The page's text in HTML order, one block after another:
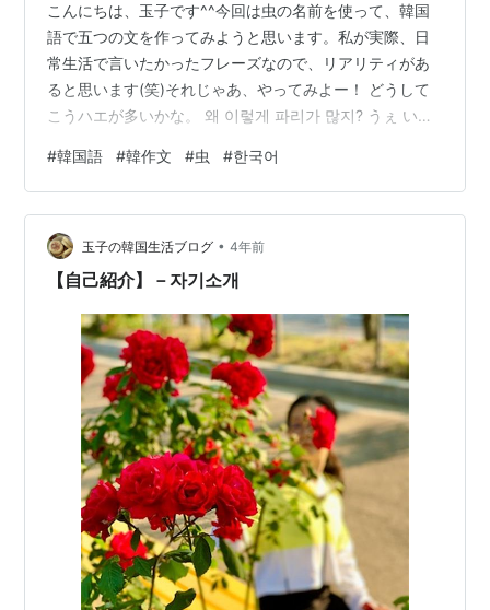
こんにちは、玉子です^^今回は虫の名前を使って、韓国
語で五つの文を作ってみようと思います。私が実際、日
常生活で言いたかったフレーズなので、リアリティがあ
ると思います(笑)それじゃあ、やってみよー！ どうして
こうハエが多いかな。 왜 이렇게 파리가 많지? うぇ いろ
(^^;地域によるのかもしれませんが…うるさいのでなんと
か対処したいところですが、どうしたらいいかな… 日本
でカマドウマ見たことなかったわ。 일본에서 꼽등이를
본 적이 없었어. いるぼねそ こpとぅんgいるる ぼんじょ
ぎ おぷそっそ。 これも、日本でカマドウマがいるとこ
#韓国語 #韓作文 #虫 #한국어
玉子の韓国生活ブログ • 4年前
【自己紹介】－자기소개